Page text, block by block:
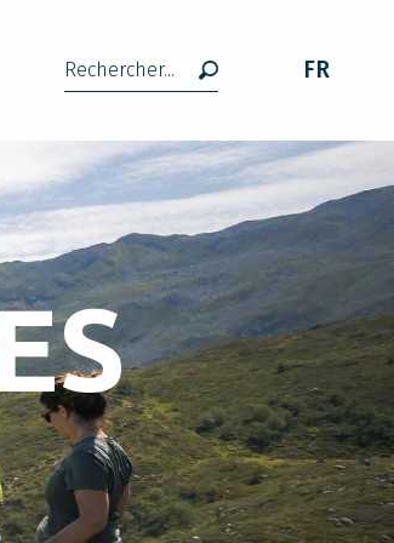
Recherche FR